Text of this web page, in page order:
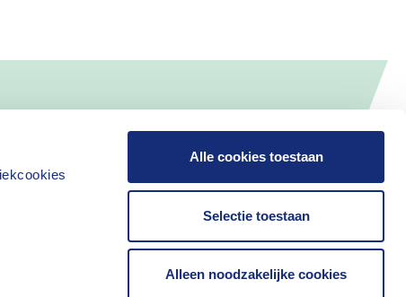
Alle cookies toestaan
Selectie toestaan
Alleen noodzakelijke cookies